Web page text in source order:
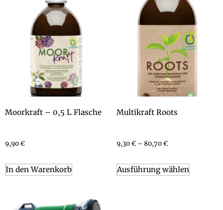
Moorkraft – 0,5 L Flasche
9,90€
In den Warenkorb
Multikraft Roots
9,30€ – 80,70€
Ausführung wählen